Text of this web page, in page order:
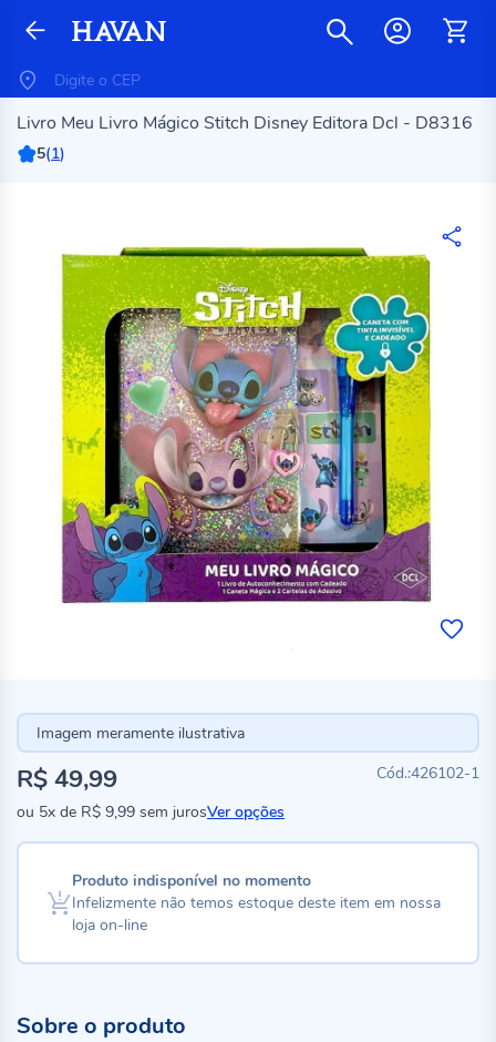
Livro Meu Livro Mágico Stitch Disney Editora Dcl - D8316
5(1)
Imagem meramente ilustrativa
426102-1
R$ 49,99
ou 5x de R$ 9,99 sem jurosVer opções
Produto indisponível no momento
Infelizmente não temos estoque deste item em nossa
loja on-line
Sobre o produto